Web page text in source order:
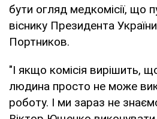
бути огляд медкомісії, що
віснику Президента
Портников.
"І якщо комісія вирішить,
людина просто не може
роботу. І ми зараз не